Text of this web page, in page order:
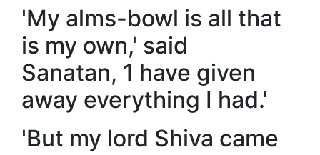
'My alms-bowl is all that
is my own,' said
Sanatan, 1 have given
away everything I had.'
'But my lord Shiva came